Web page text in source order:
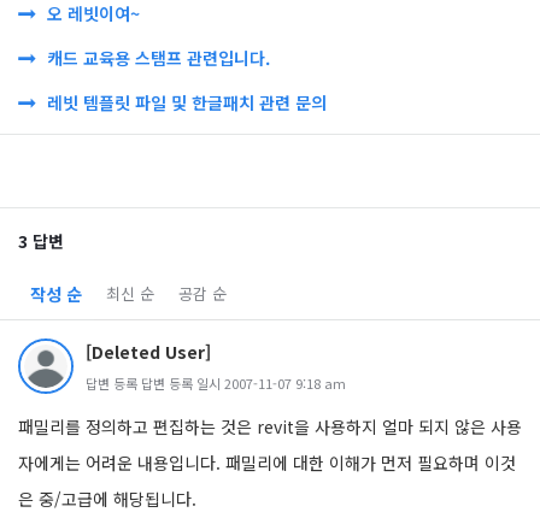
오 레빗이여~
캐드 교육용 스탬프 관련입니다.
레빗 템플릿 파일 및 한글패치 관련 문의
3 답변
작성 순 최신 순 공감 순
[Deleted User]
답변 등록 답변 등록 일시 2007-11-07 9:18 am
패밀리를 정의하고 편집하는 것은 revit을 사용하지 얼마 되지 않은 사용
자에게는 어려운 내용입니다. 패밀리에 대한 이해가 먼저 필요하며 이것
은 중/고급에 해당됩니다.